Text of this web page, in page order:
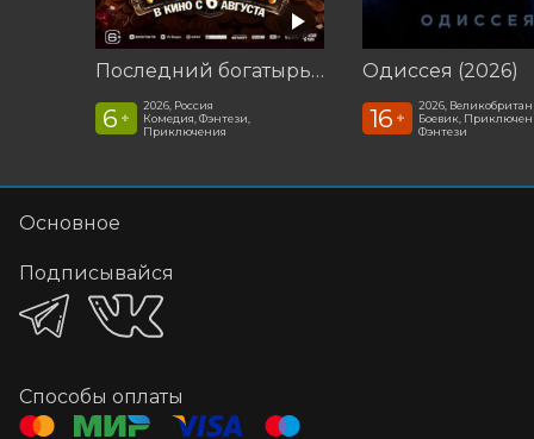
Последний богатырь. Колобок
6 +
2026, Россия
Комедия, Фэнтези,
Приключения
Одиссея (2026)
16 +
2026,
Боевик,
Фэнтези
Основное
Подписывайся
Способы оплаты